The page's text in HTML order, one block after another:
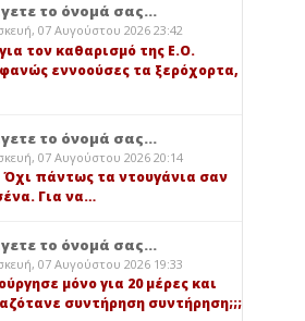
το όνομά σας...
07 Αυγούστου 2026 23:42
τον καθαρισμό της Ε.Ο.
εννοούσες τα ξερόχορτα,
το όνομά σας...
07 Αυγούστου 2026 20:14
Όχι πάντως τα ντουγάνια σαν
Για να…
το όνομά σας...
07 Αυγούστου 2026 19:33
μόνο για 20 μέρες και
συντήρηση συντήρηση;;;